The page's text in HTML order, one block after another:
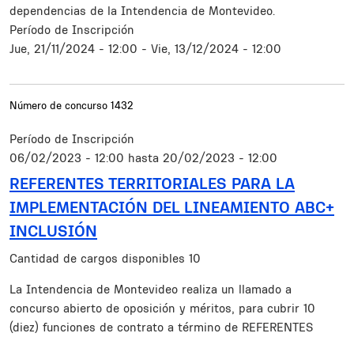
dependencias de la Intendencia de Montevideo.
Período de Inscripción
Jue, 21/11/2024 - 12:00 - Vie, 13/12/2024 - 12:00
Número de concurso 1432
Período de Inscripción
06/02/2023 - 12:00 hasta 20/02/2023 - 12:00
REFERENTES TERRITORIALES PARA LA
IMPLEMENTACIÓN DEL LINEAMIENTO ABC+
INCLUSIÓN
Cantidad de cargos disponibles 10
Resumen
La Intendencia de Montevideo realiza un llamado a
concurso abierto de oposición y méritos, para cubrir 10
(diez) funciones de contrato a término de REFERENTES